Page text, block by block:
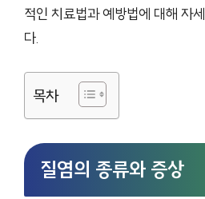
적인 치료법과 예방법에 대해 자
다.
목차
질염의 종류와 증상